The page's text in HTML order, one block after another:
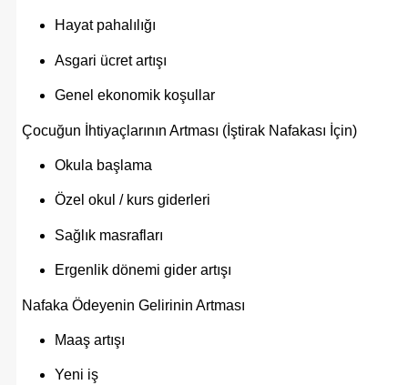
Hayat pahalılığı
Asgari ücret artışı
Genel ekonomik koşullar
Çocuğun İhtiyaçlarının Artması (İştirak Nafakası İçin)
Okula başlama
Özel okul / kurs giderleri
Sağlık masrafları
Ergenlik dönemi gider artışı
Nafaka Ödeyenin Gelirinin Artması
Maaş artışı
Yeni iş